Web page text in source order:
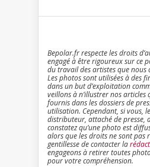
Bepolar.fr respecte les droits
engagé à être rigoureux sur ce
du travail des artistes que nous
Les photos sont utilisées à des
dans un but d’exploitation
veillons à n’illustrer nos articles
fournis dans les dossiers de
utilisation. Cependant, si vous,
distributeur, attaché de presse,
constatez qu’une photo est
alors que les droits ne sont pas
gentillesse de contacter la
engageons à retirer toutes
pour votre compréhension.